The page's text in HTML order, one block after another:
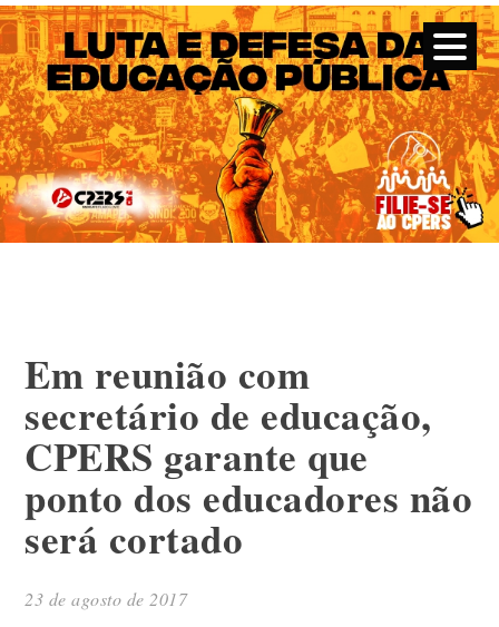
CPERS – Sindicato
CPERS – Sindicato dos Professores e Funcionários de escola
do Estado do Rio Grande do Sul
Em reunião com
secretário de educação,
CPERS garante que
ponto dos educadores não
será cortado
23 de agosto de 2017